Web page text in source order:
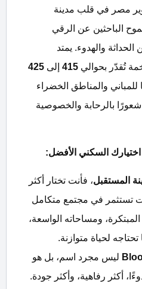
مصر في قلب مدينة
الباحثين عن الرقي
والهدوء. يمتد
تُقدّر بحوالي 415 إلى 425
للمباني والمناطق الخضراء
بالرحابة والخصوصية
السكني الأفضل:
المستقبل، فأنت تختار أكثر
تستثمر في مجتمع متكامل
ومساحاته الواسعة،
لحياة متوازنة.
ليس مجرد اسم، بل هو
أكثر رفاهية، وأكثر جودة.